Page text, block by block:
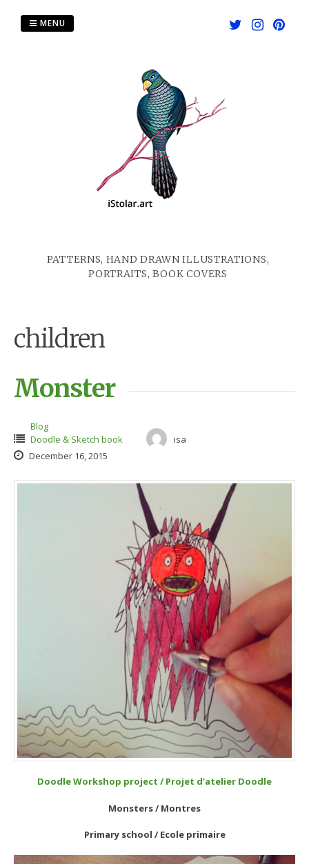
PATTERNS, HAND DRAWN ILLUSTRATIONS,
PORTRAITS, BOOK COVERS
MENU
children
Monster
Blog
Doodle & Sketch book
isa
December 16, 2015
Doodle Workshop project / Projet d’atelier Doodle
Monsters / Montres
Primary school / Ecole primaire